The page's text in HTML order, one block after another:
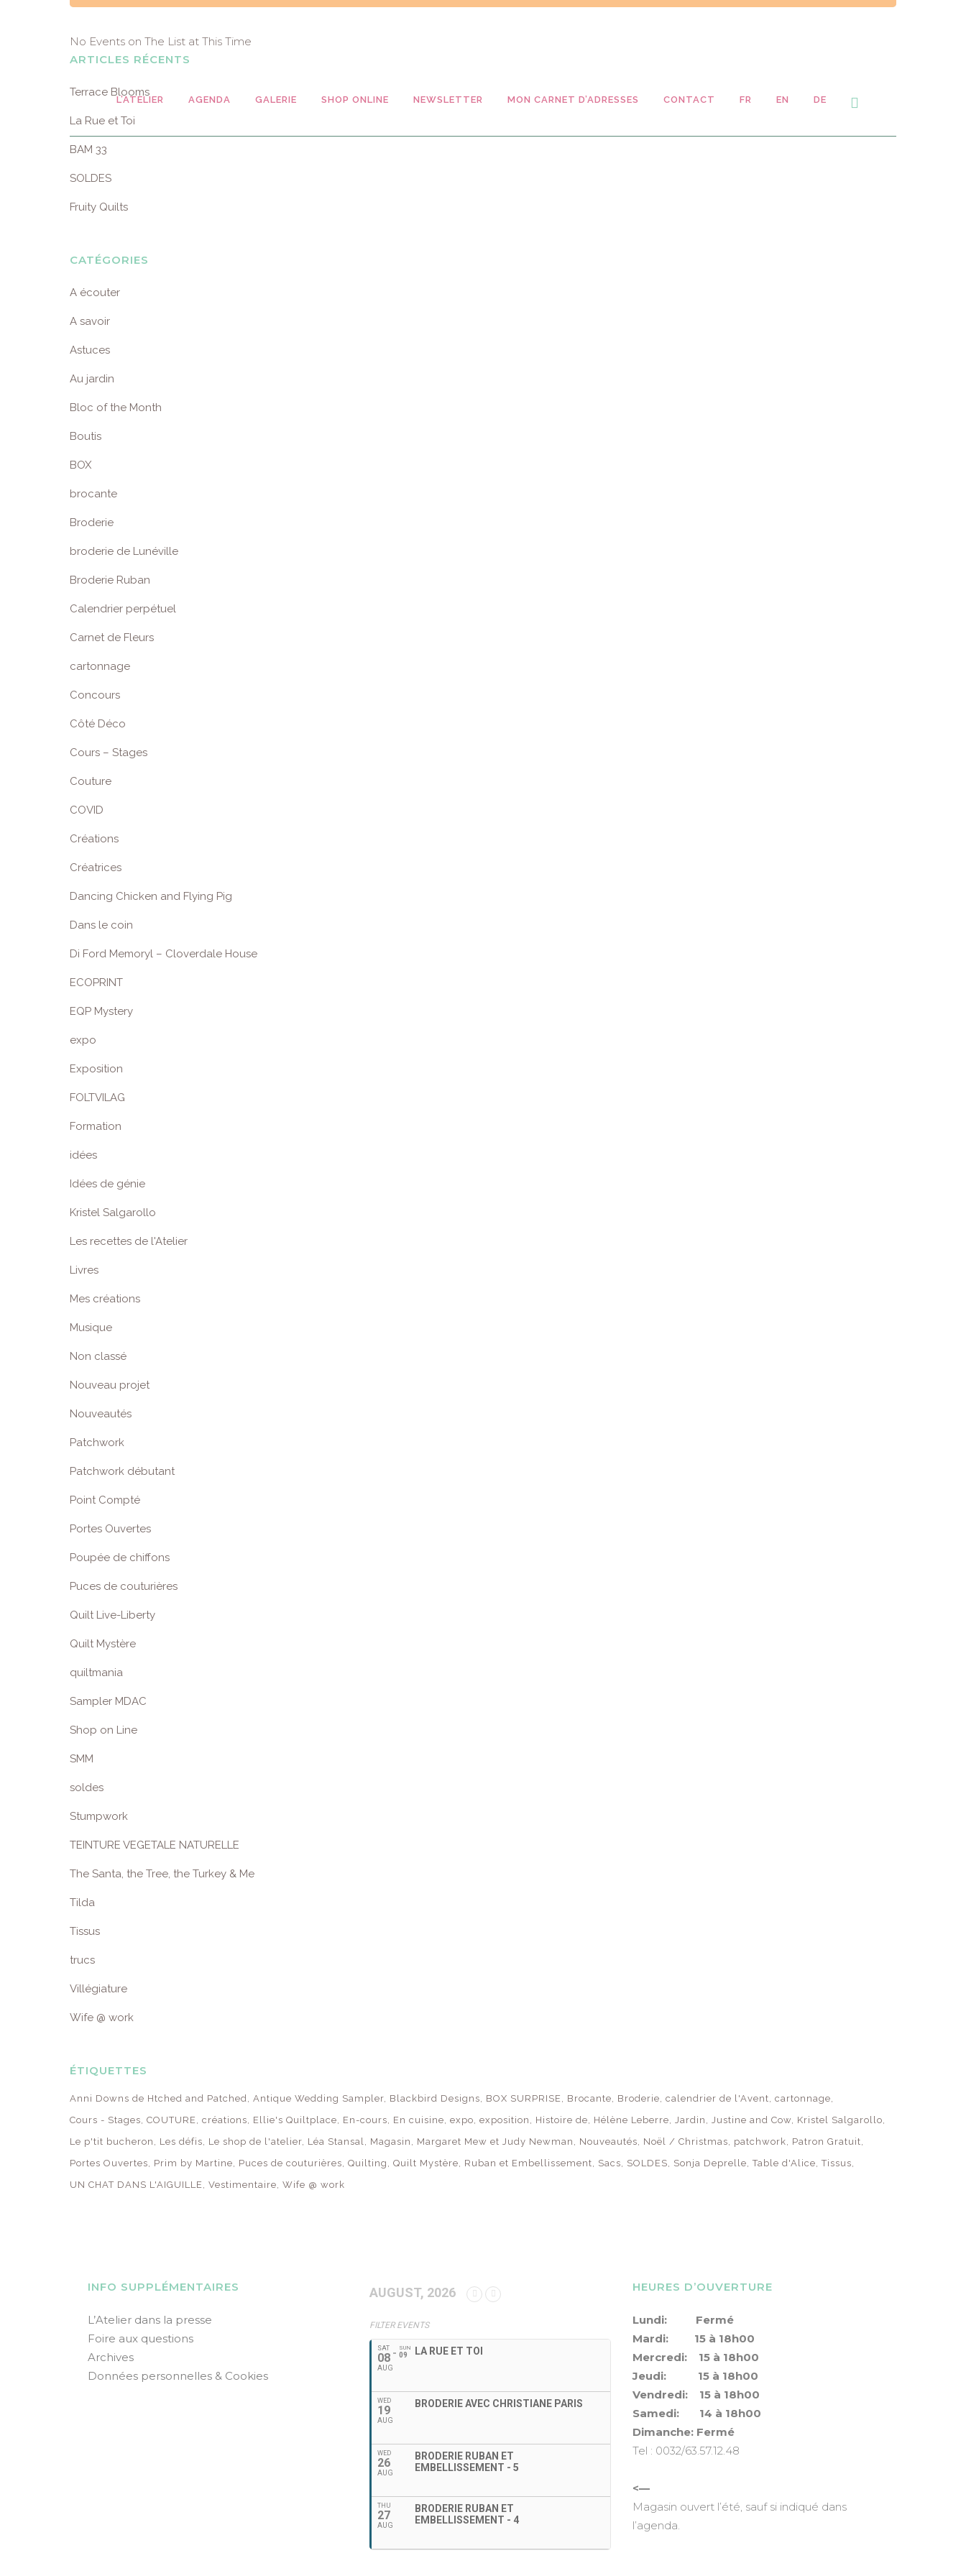
L’ATELIER AGENDA GALERIE SHOP ONLINE NEWSLETTER MON CARNET D’ADRESSES CONTACT FR EN DE
No Events on The List at This Time
ARTICLES RÉCENTS
Terrace Blooms
La Rue et Toi
BAM 33
SOLDES
Fruity Quilts
CATÉGORIES
A écouter
A savoir
Astuces
Au jardin
Bloc of the Month
Boutis
BOX
brocante
Broderie
broderie de Lunéville
Broderie Ruban
Calendrier perpétuel
Carnet de Fleurs
cartonnage
Concours
Côté Déco
Cours – Stages
Couture
COVID
Créations
Créatrices
Dancing Chicken and Flying Pig
Dans le coin
Di Ford Memoryl – Cloverdale House
ECOPRINT
EQP Mystery
expo
Exposition
FOLTVILAG
Formation
idées
Idées de génie
Kristel Salgarollo
Les recettes de l'Atelier
Livres
Mes créations
Musique
Non classé
Nouveau projet
Nouveautés
Patchwork
Patchwork débutant
Point Compté
Portes Ouvertes
Poupée de chiffons
Puces de couturières
Quilt Live-Liberty
Quilt Mystère
quiltmania
Sampler MDAC
Shop on Line
SMM
soldes
Stumpwork
TEINTURE VEGETALE NATURELLE
The Santa, the Tree, the Turkey & Me
Tilda
Tissus
trucs
Villégiature
Wife @ work
ÉTIQUETTES
Anni Downs de Htched and Patched Antique Wedding Sampler Blackbird Designs BOX SURPRISE Brocante Broderie calendrier de l'Avent cartonnage
Cours - Stages COUTURE créations Ellie's Quiltplace En-cours En cuisine expo exposition Histoire de Hélène Leberre Jardin Justine and Cow Kristel Salgarollo
Le p'tit bucheron
Les défis Le shop de l'atelier Léa Stansal Magasin Margaret Mew et Judy Newman Nouveautés Noël / Christmas patchwork
Patron Gratuit
Portes Ouvertes
Prim by Martine Puces de couturières Quilting Quilt Mystère Ruban et Embellissement Sacs SOLDES Sonja Deprelle Table d'Alice Tissus
UN CHAT DANS L'AIGUILLE Vestimentaire Wife @ work
INFO SUPPLÉMENTAIRES
L’Atelier dans la presse
Foire aux questions
Archives
Données personnelles & Cookies
AUGUST, 2026
FILTER EVENTS
SAT
08
AUG
SUN
09 LA RUE ET TOI
WED
19
AUG
BRODERIE AVEC CHRISTIANE PARIS
WED
26
AUG
BRODERIE RUBAN ET
EMBELLISSEMENT - 5
THU
27
AUG
BRODERIE RUBAN ET
EMBELLISSEMENT - 4
HEURES D’OUVERTURE
Lundi: Fermé
Mardi: 15 à 18h00
Mercredi: 15 à 18h00
Jeudi: 15 à 18h00
Vendredi: 15 à 18h00
Samedi: 14 à 18h00
Dimanche: Fermé
Tel : 0032/63.57.12.48
<—
Magasin ouvert l’été, sauf si indiqué dans
l’agenda.